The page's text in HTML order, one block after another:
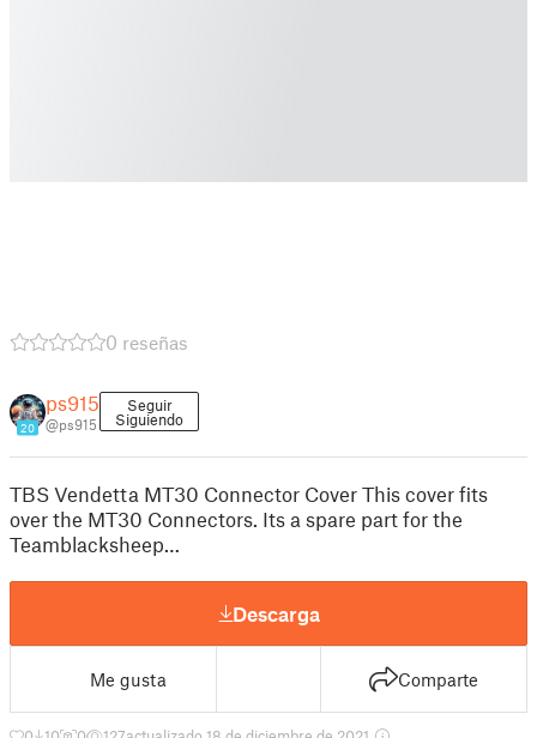
0 reseñas
20
ps915
@ps915
Seguir
Siguiendo
TBS Vendetta MT30 Connector Cover This cover fits
over the MT30 Connectors. Its a spare part for the
Teamblacksheep…
Descarga
Me gusta Comparte